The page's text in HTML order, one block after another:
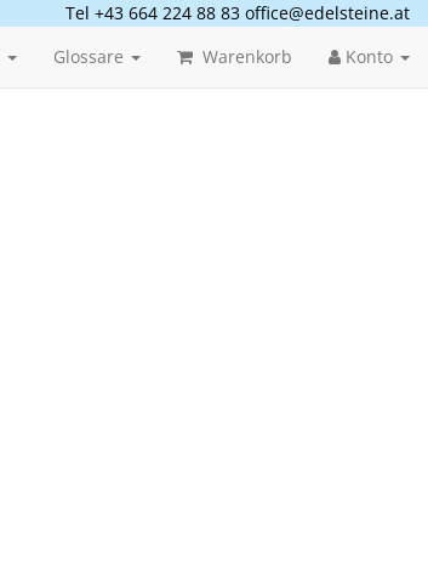
Tel +43 664 224 88 83 office@edelsteine.at
Glossare Warenkorb Konto